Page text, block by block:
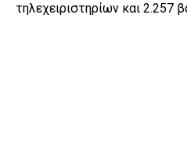
τηλεχειριστηρίων και 2.257